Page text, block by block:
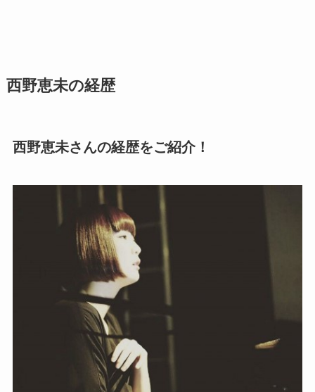
西野恵未の経歴
西野恵未さんの経歴をご紹介！